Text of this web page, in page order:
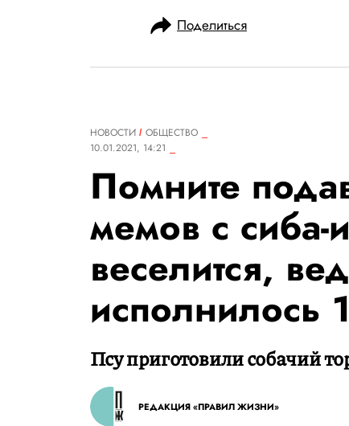
Поделиться
НОВОСТИ
ОБЩЕСТВО
10.01.2021, 14:21
Помните
мемов с сиба-
веселится,
исполнилось
Псу приготовили собачий
РЕДАКЦИЯ «ПРАВИЛ ЖИЗНИ»